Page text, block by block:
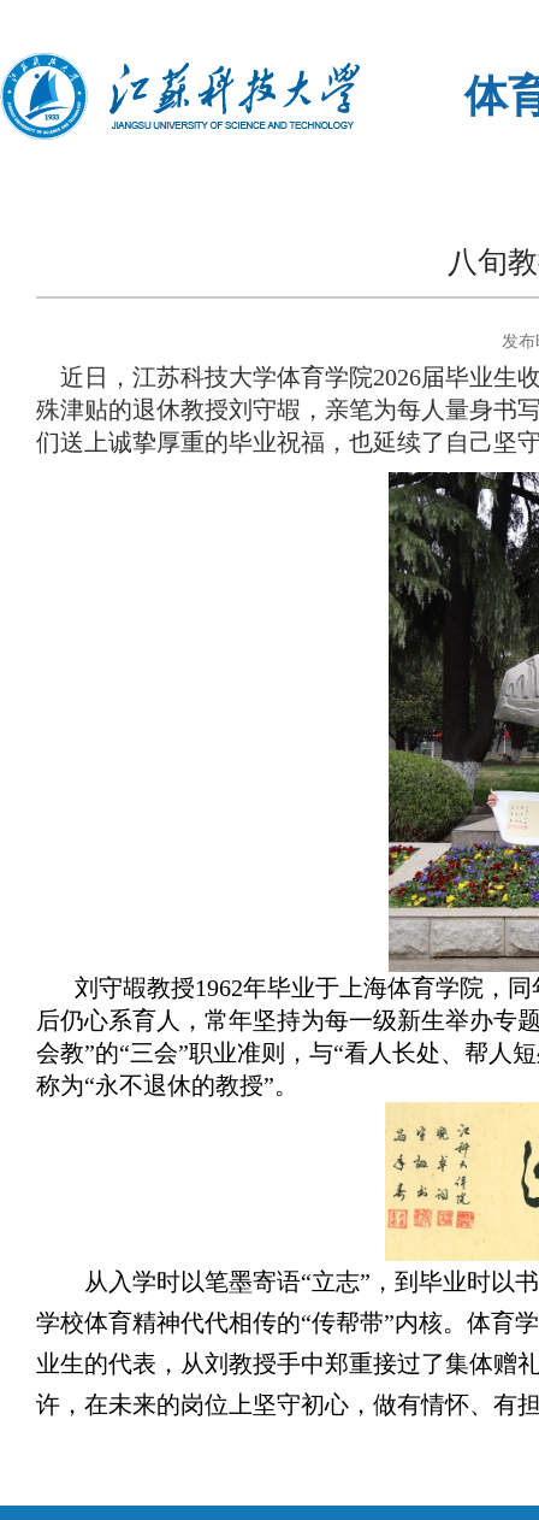
体
八旬
发
近日，江苏科技大学体育学院2026届毕业生
殊津贴的退休教授刘守嘏，亲笔为每人量身书
们送上诚挚厚重的毕业祝福，也延续了自己坚
刘守嘏教授1962年毕业于上海体育学院，
后仍心系育人，常年坚持为每一级新生举办专
会教”的“三会”职业准则，与“看人长处、帮人
称为“永不退休的教授”。
从入学时以笔墨寄语“立志”，到毕业时以
学校体育精神代代相传的“传帮带”内核。体育
业生的代表，从刘教授手中郑重接过了集体赠
许，在未来的岗位上坚守初心，做有情怀、有